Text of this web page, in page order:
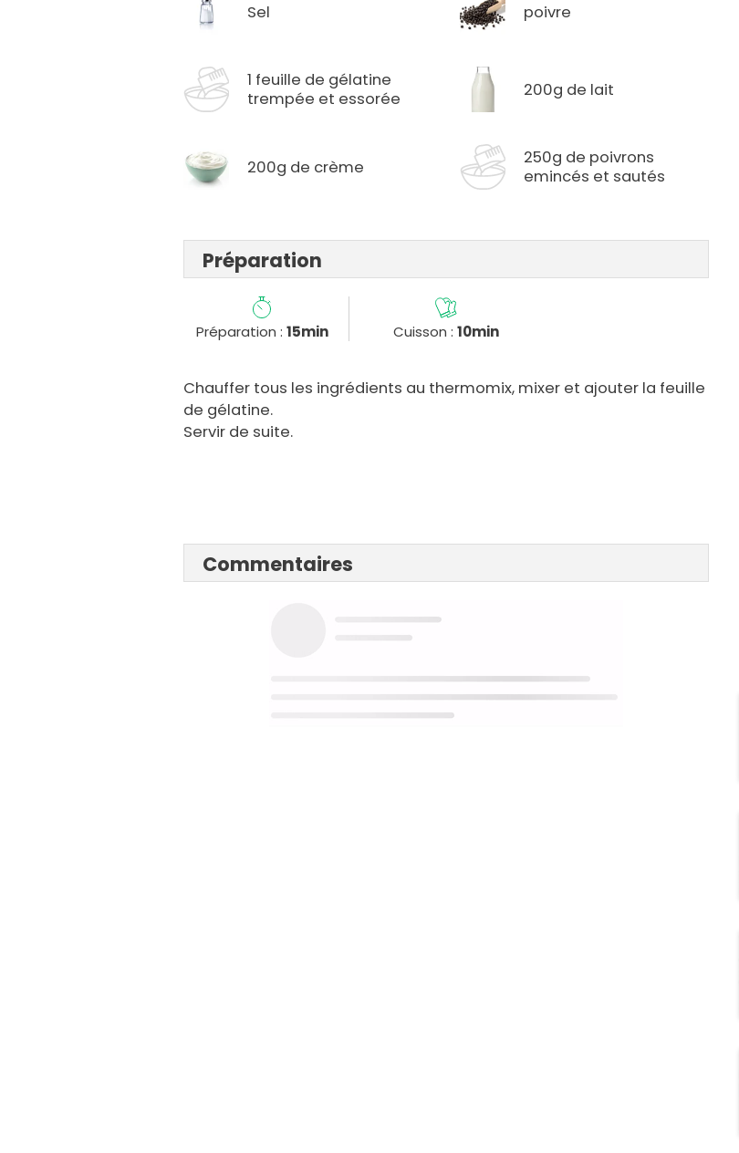
Sel poivre
1 feuille de gélatine
trempée et essorée
200g de lait
200g de crème
250g de poivrons
emincés et sautés
Préparation
Préparation : 15min Cuisson :10min
Chauffer tous les ingrédients au thermomix, mixer et ajouter la feuille
de gélatine.
Servir de suite.
Commentaires